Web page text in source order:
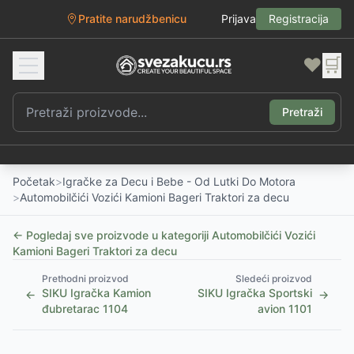
Pratite narudžbenicu Prijava Registracija
❤️ 🛒
Pretraži
Početak>Igračke za Decu i Bebe - Od Lutki Do Motora
>Automobilčići Vozići Kamioni Bageri Traktori za decu
← Pogledaj sve proizvode u kategoriji Automobilčići Vozići
Kamioni Bageri Traktori za decu
←
Prethodni proizvod
SIKU Igračka Kamion
đubretarac 1104
Sledeći proizvod
SIKU Igračka Sportski
avion 1101
→